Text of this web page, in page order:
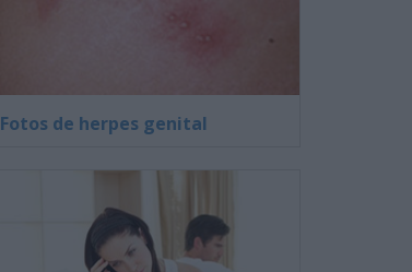
Fotos de herpes genital